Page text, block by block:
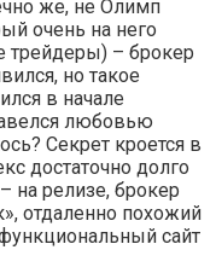
же, не Олимп
очень на него
трейдеры) – брокер
но такое
в начале
любовью
Секрет кроется в
достаточно долго
на релизе, брокер
отдаленно похожий
сайт